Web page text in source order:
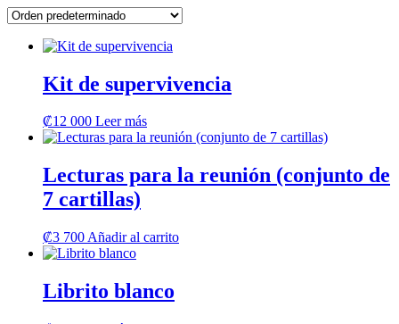
Kit de supervivencia
₡12 000 Leer más
Lecturas para la reunión (conjunto de
7 cartillas)
₡3 700 Añadir al carrito
Librito blanco